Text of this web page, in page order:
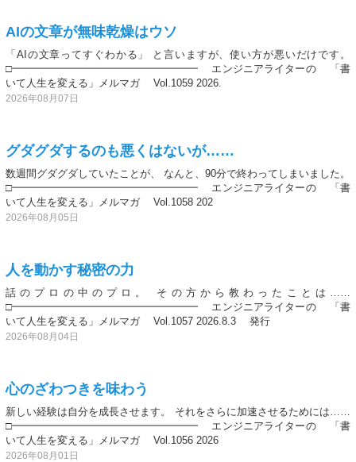
AIの文章が無味乾燥はウソ
「AIの文章ってすぐわかる」 と言いますが、使い方が悪いだけです。
□━━━━━━━━━━━━━━━━━━ エンジニアライターの 「書
いて人生を変える」メルマガ Vol.1059 2026.
2026年08月07日
グダグダするのも悪くはないが……
数週間グダグダしていたことが、 なんと、90分で終わってしまいました。
□━━━━━━━━━━━━━━━━━━ エンジニアライターの 「書
いて人生を変える」メルマガ Vol.1058 202
2026年08月05日
人を動かす秘密の力
話のプロの中のプロ。 その方から教わったことは……
□━━━━━━━━━━━━━━━━━━ エンジニアライターの 「書
いて人生を変える」メルマガ Vol.1057 2026.8.3 発行
2026年08月04日
心のざわつきを味わう
新しい経験は自分を成長させます。 それをさらに加速させるためには……
□━━━━━━━━━━━━━━━━━━ エンジニアライターの 「書
いて人生を変える」メルマガ Vol.1056 2026
2026年08月01日